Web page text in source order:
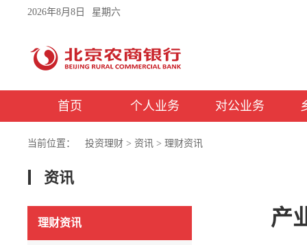
2026年8月8日 星期六
首页 个人业务 对公业务
当前位置： 投资理财 > 资讯 > 理财资讯
资讯
理财资讯 产